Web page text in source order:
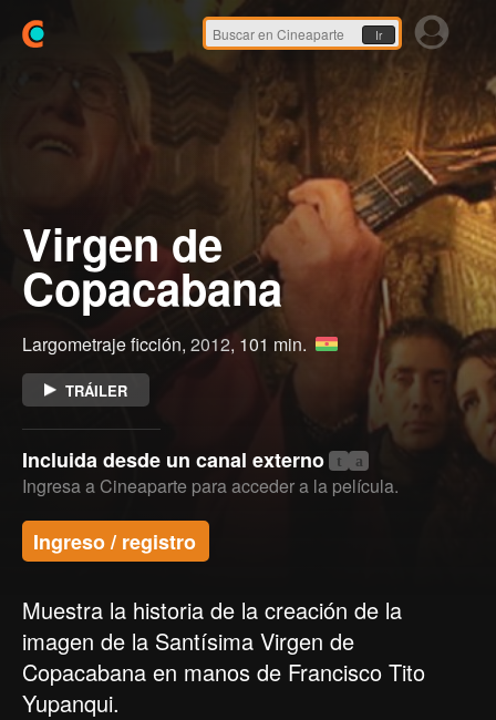
Ir
Virgen de
Copacabana
Largometraje ficción, 2012, 101 min.
TRÁILER
Incluida desde un canal externo t a
Ingresa a Cineaparte para acceder a la película.
Ingreso / registro
Muestra la historia de la creación de la
imagen de la Santísima Virgen de
Copacabana en manos de Francisco Tito
Yupanqui.